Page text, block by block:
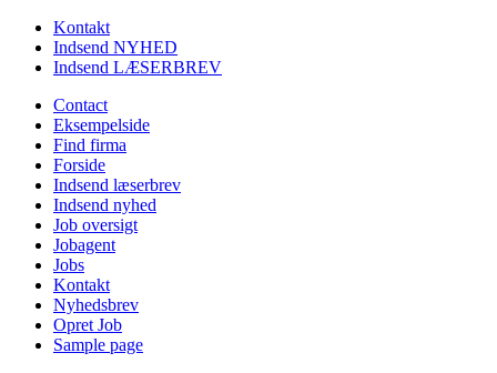
Kontakt
Indsend NYHED
Indsend LÆSERBREV
Contact
Eksempelside
Find firma
Forside
Indsend læserbrev
Indsend nyhed
Job oversigt
Jobagent
Jobs
Kontakt
Nyhedsbrev
Opret Job
Sample page